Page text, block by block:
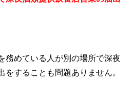
務めている人が別の場所で深夜
をすることも問題ありません。